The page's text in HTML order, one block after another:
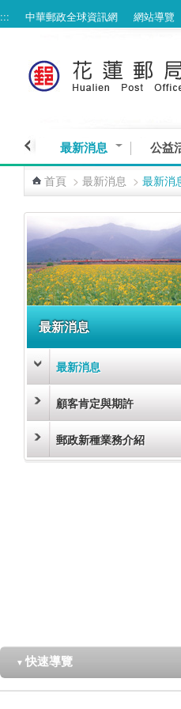
跳到主要內容區塊
::: 中華郵政全球資訊網 網站導覽
最新消息 公益
首頁 > 最新消息 > 最新消
最新消息
最新消息
顧客肯定與期許
郵政新種業務介紹
▼ 快速導覽